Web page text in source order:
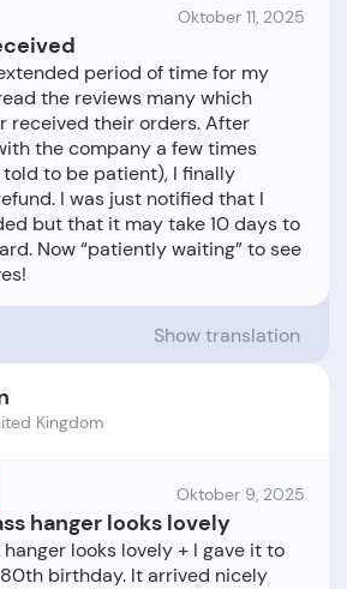
Oktober 11, 2025
period of time for my
the reviews many which
received their orders. After
the company a few times
to be patient), I finally
I was just notified that I
but that it may take 10 days to
Now “patiently waiting” to see
Show translation
Kingdom
Oktober 9, 2025
hanger looks lovely
looks lovely + I gave it to
birthday. It arrived nicely